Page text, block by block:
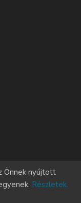
Önnek nyújtott
Részletek.